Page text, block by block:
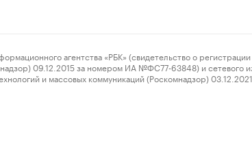
агентства «РБК» (свидетельство о
09.12.2015 за номером ИА №ФС77-63848) и сетевого
и массовых коммуникаций (Роскомнадзор)